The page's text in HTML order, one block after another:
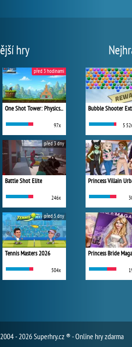
hry
One Shot Tower: Physics Destroyer
97x
před 3 hodinami
Battle Shot Elite
246x
před 3 dny
Tennis Masters 2026
504x
před 5 dny
Bubble Shooter
5
Princess Bride
- 2026 Superhry.cz ® - Online hry zdarma